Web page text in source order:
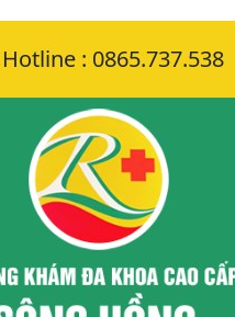
: 0865.737.538